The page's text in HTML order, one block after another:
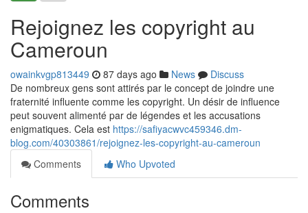
Rejoignez les copyright au
Cameroun
owainkvgp813449 87 days ago News
Discuss
De nombreux gens sont attirés par le concept de joindre une
fraternité influente comme les copyright. Un désir de influence
peut souvent alimenté par de légendes et les accusations
enigmatiques. Cela est https://safiyacwvc459346.dm-
blog.com/40303861/rejoignez-les-copyright-au-cameroun
Comments
Who Upvoted
Comments